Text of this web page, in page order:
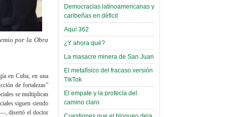
por la Obra
en Cuba, en una
de fortalezas”
se multiplican
siguen siendo
disertó el doctor
Leer Más...
“Tuna Femenina San Andrés”
toca y canta con coraje
Miércoles, 14 Septiembre 2022
Leer Más...
Posesionan a dirigentes de
Asociación de Docentes
Domingo, 14 Agosto 2022
Leer Más...
Interpretación
de un álbum de
narco-fotos
(Miscelánea
Palaciega 8)
El Infamatorio
Miércoles, 19 Junio 2019
Read more...
Cosmética
Democracias latinoamericanas y
caribeñas en déficit
Aquí 362
¿Y ahora qué?
La masacre minera de San Juan
El metafísico del fracaso versión
TikTok
El empate y la profecía del
camino claro